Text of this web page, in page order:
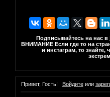
Подписывайтесь на нас в
ВНИМАНИЕ Если где то на
и инстаграм, то
Привет, Гость! Войдитеили